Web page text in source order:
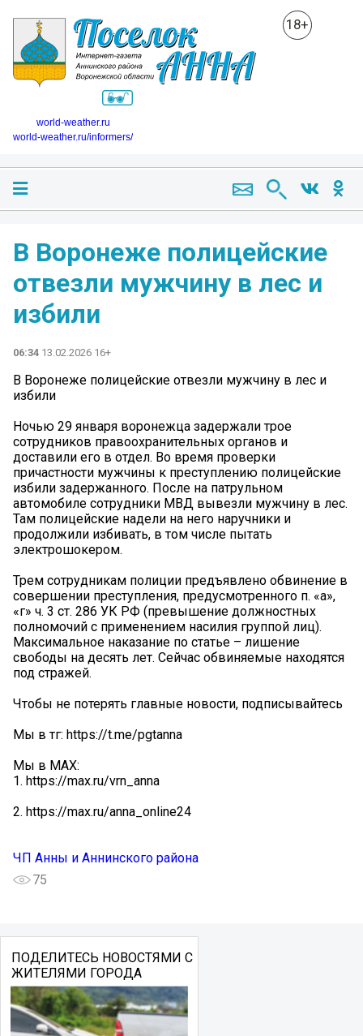
18+
world-weather.ru
world-weather.ru/informers/
В Воронеже полицейские
отвезли мужчину в лес и
избили
06:34 13.02.2026 16+
В Воронеже полицейские отвезли мужчину в лес и
избили
Ночью 29 января воронежца задержали трое
сотрудников правоохранительных органов и
доставили его в отдел. Во время проверки
причастности мужчины к преступлению полицейские
избили задержанного. После на патрульном
автомобиле сотрудники МВД вывезли мужчину в лес.
Там полицейские надели на него наручники и
продолжили избивать, в том числе пытать
электрошокером.
Трем сотрудникам полиции предъявлено обвинение в
совершении преступления, предусмотренного п. «а»,
«г» ч. 3 ст. 286 УК РФ (превышение должностных
полномочий с применением насилия группой лиц).
Максимальное наказание по статье – лишение
свободы на десять лет. Сейчас обвиняемые находятся
под стражей.
Чтобы не потерять главные новости, подписывайтесь
Мы в тг: https://t.me/pgtanna
Мы в МАХ:
1. https://max.ru/vrn_anna
2. https://max.ru/anna_online24
ЧП Анны и Аннинского района
75
ПОДЕЛИТЕСЬ НОВОСТЯМИ С
ЖИТЕЛЯМИ ГОРОДА